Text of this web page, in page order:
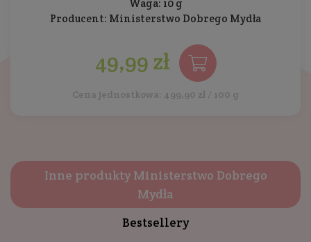
Waga: 10 g
Producent: Ministerstwo Dobrego Mydła
49,99 zł
Cena jednostkowa: 499,90 zł / 100 g
Inne produkty Ministerstwo Dobrego
Mydła
Bestsellery